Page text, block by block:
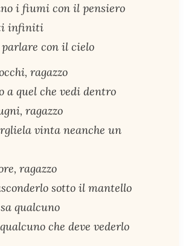
i fiumi con il pensiero
infiniti
parlare con il cielo
ragazzo
a quel che vedi dentro
ragazzo
vinta neanche un
ragazzo
sotto il mantello
qualcuno
che deve vederlo